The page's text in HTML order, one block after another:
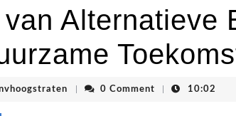
Alternatieve
cdenvhoogstraten
0 Comment 10:02